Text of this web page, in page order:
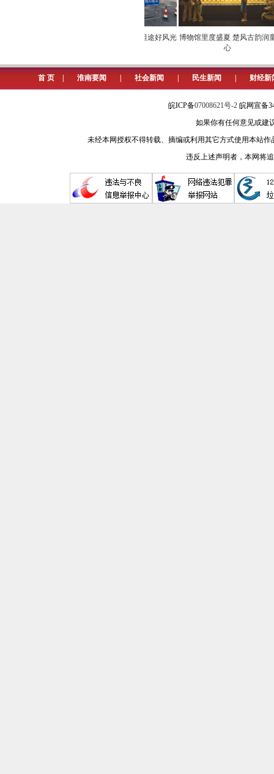
展，设立毛集、田家庵、谢家集经
续推进权责清单制度体系建设，提升
获批组建淮南武王墩考古遗址公园
科普教育，设立市科学技术馆。健全
战酷暑精养护 铺就坦途好风光 博物馆里度盛夏 楚风古韵润童
首 页 淮南要闻 社会新闻 民生新闻 财经新
皖ICP备07008621号-2 皖网宣备
如果你有任何意见或建
未经本网授权不得转载、摘编或利用其它方式使用本站
违反上述声明者，本网将